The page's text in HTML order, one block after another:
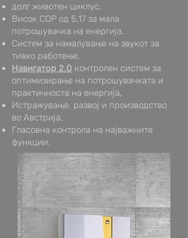
долг животен циклус,
Висок COP од 5,17 за мала
потрошувачка на енергија,
Систем за намалување на звукот за
тивко работење,
Навигатор 2.0 контролен систем за
оптимизирање на потрошувачката и
практичноста на енергија,
Истражување, развој и производство
во Австрија,
Гласовна контрола на најважните
функции.